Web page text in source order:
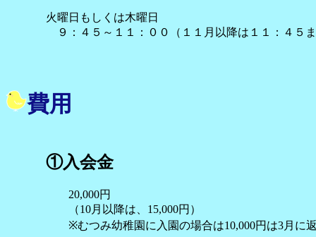
火曜日もしくは木曜日
９：４５～１１：００（１１月以降は１１：４５
費用
①入会金
20,000円
（10月以降は、15,000円）
※むつみ幼稚園に入園の場合は10,000円は3月に